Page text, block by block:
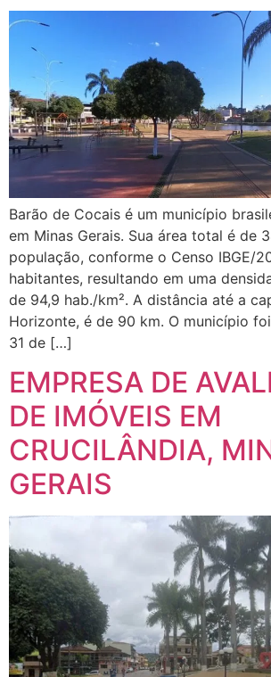
Barão de Cocais é um município
em Minas Gerais. Sua área total é de
população, conforme o Censo IBGE/
habitantes, resultando em uma
de 94,9 hab./km². A distância até a
Horizonte, é de 90 km. O município
31 de […]
EMPRESA DE
DE IMÓVEIS EM
CRUCILÂNDIA,
GERAIS